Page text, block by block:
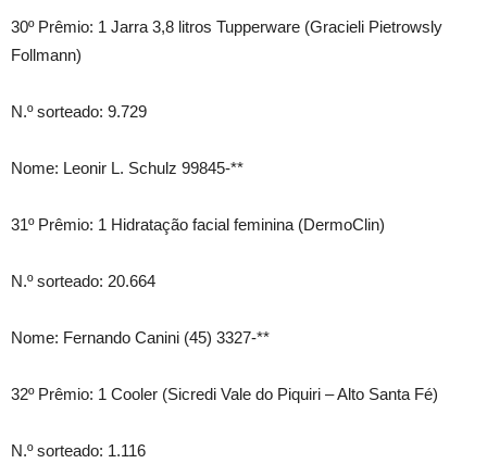
30º Prêmio: 1 Jarra 3,8 litros Tupperware (Gracieli Pietrowsly
Follmann)
N.º sorteado: 9.729
Nome: Leonir L. Schulz 99845-**
31º Prêmio: 1 Hidratação facial feminina (DermoClin)
N.º sorteado: 20.664
Nome: Fernando Canini (45) 3327-**
32º Prêmio: 1 Cooler (Sicredi Vale do Piquiri – Alto Santa Fé)
N.º sorteado: 1.116